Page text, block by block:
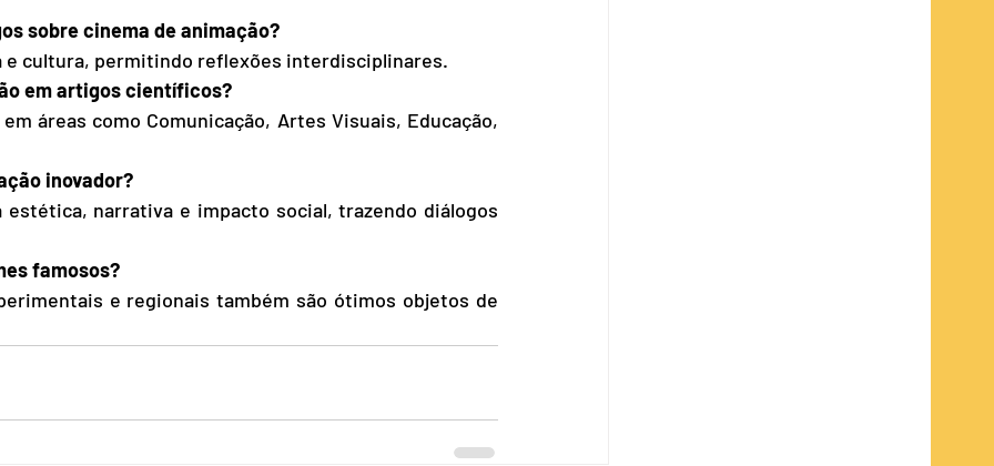
sobre cinema de animação?
e cultura, permitindo reflexões interdisciplinares.
em artigos científicos?
áreas como Comunicação, Artes Visuais, Educação,
inovador?
narrativa e impacto social, trazendo diálogos
famosos?
e regionais também são ótimos objetos de